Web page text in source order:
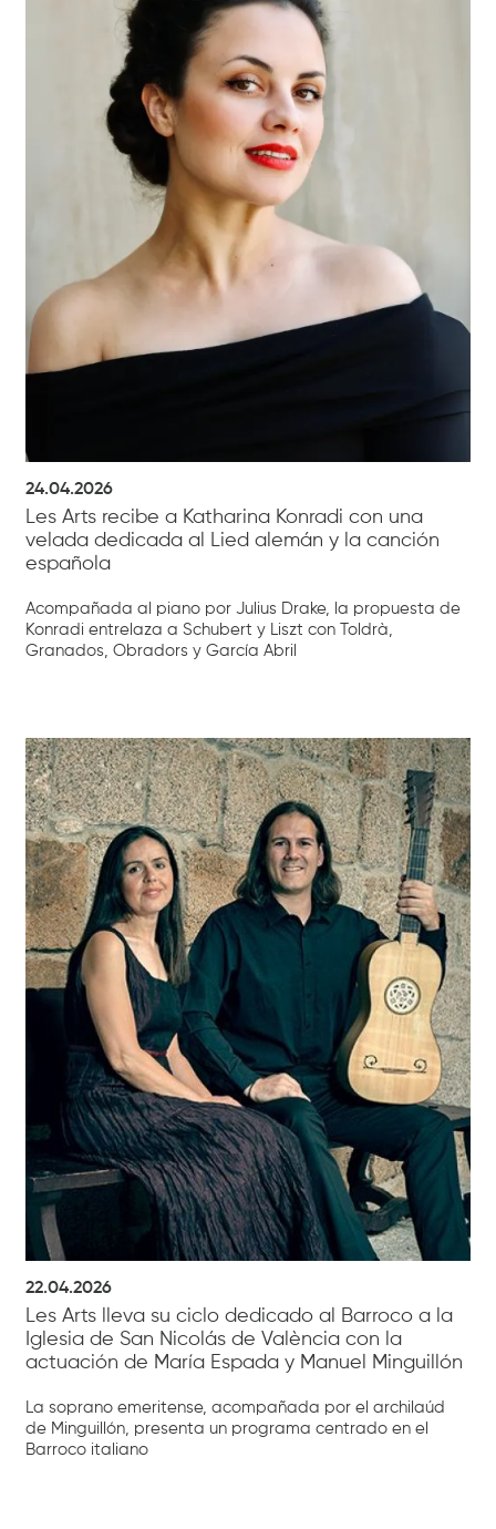
24.04.2026
Les Arts recibe a Katharina Konradi con una
velada dedicada al Lied alemán y la canción
española
Acompañada al piano por Julius Drake, la propuesta de
Konradi entrelaza a Schubert y Liszt con Toldrà,
Granados, Obradors y García Abril
22.04.2026
Les Arts lleva su ciclo dedicado al Barroco a la
Iglesia de San Nicolás de València con la
actuación de María Espada y Manuel Minguillón
La soprano emeritense, acompañada por el archilaúd
de Minguillón, presenta un programa centrado en el
Barroco italiano